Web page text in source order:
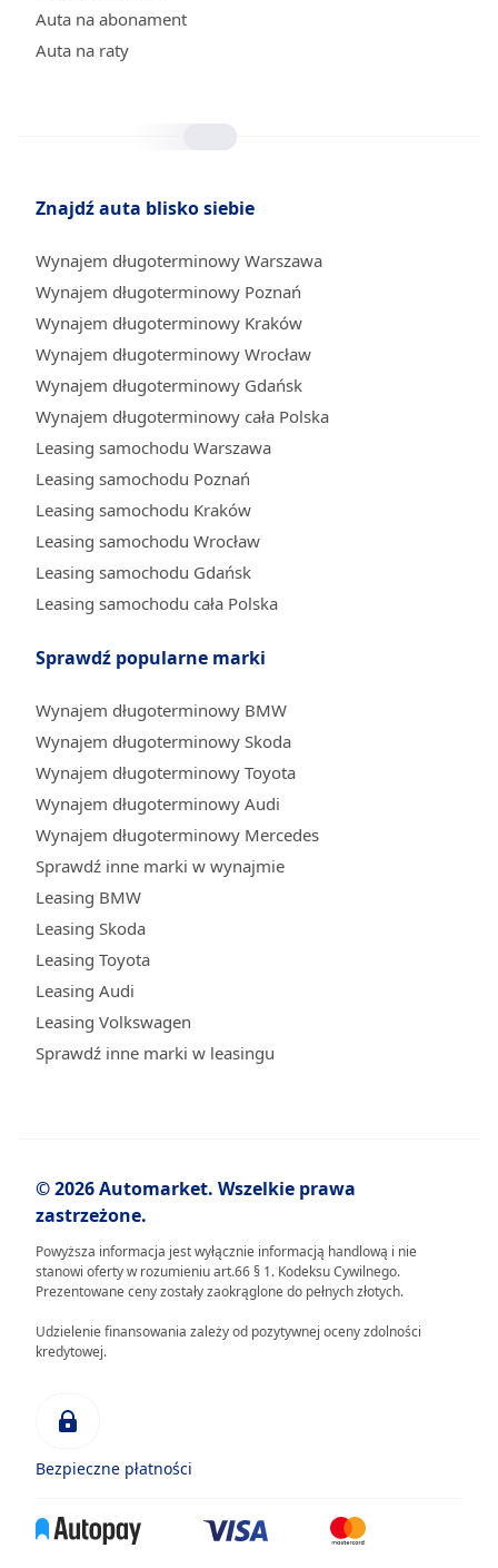
Auta na abonament
Auta na raty
Znajdź auta blisko siebie
Wynajem długoterminowy Warszawa
Wynajem długoterminowy Poznań
Wynajem długoterminowy Kraków
Wynajem długoterminowy Wrocław
Wynajem długoterminowy Gdańsk
Wynajem długoterminowy cała Polska
Leasing samochodu Warszawa
Leasing samochodu Poznań
Leasing samochodu Kraków
Leasing samochodu Wrocław
Leasing samochodu Gdańsk
Leasing samochodu cała Polska
Sprawdź popularne marki
Wynajem długoterminowy BMW
Wynajem długoterminowy Skoda
Wynajem długoterminowy Toyota
Wynajem długoterminowy Audi
Wynajem długoterminowy Mercedes
Sprawdź inne marki w wynajmie
Leasing BMW
Leasing Skoda
Leasing Toyota
Leasing Audi
Leasing Volkswagen
Sprawdź inne marki w leasingu
© 2026 Automarket. Wszelkie prawa
zastrzeżone.
Powyższa informacja jest wyłącznie informacją handlową i nie
stanowi oferty w rozumieniu art.66 § 1. Kodeksu Cywilnego.
Prezentowane ceny zostały zaokrąglone do pełnych złotych.
Udzielenie finansowania zależy od pozytywnej oceny zdolności
kredytowej.
Bezpieczne płatności